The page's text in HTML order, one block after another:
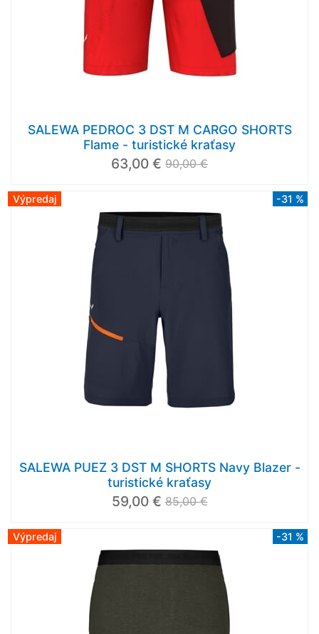
SALEWA PEDROC 3 DST M CARGO SHORTS
Flame - turistické kraťasy
63,00 € 90,00 €
Výpredaj -31 %
SALEWA PUEZ 3 DST M SHORTS Navy Blazer -
turistické kraťasy
59,00 € 85,00 €
Výpredaj -31 %